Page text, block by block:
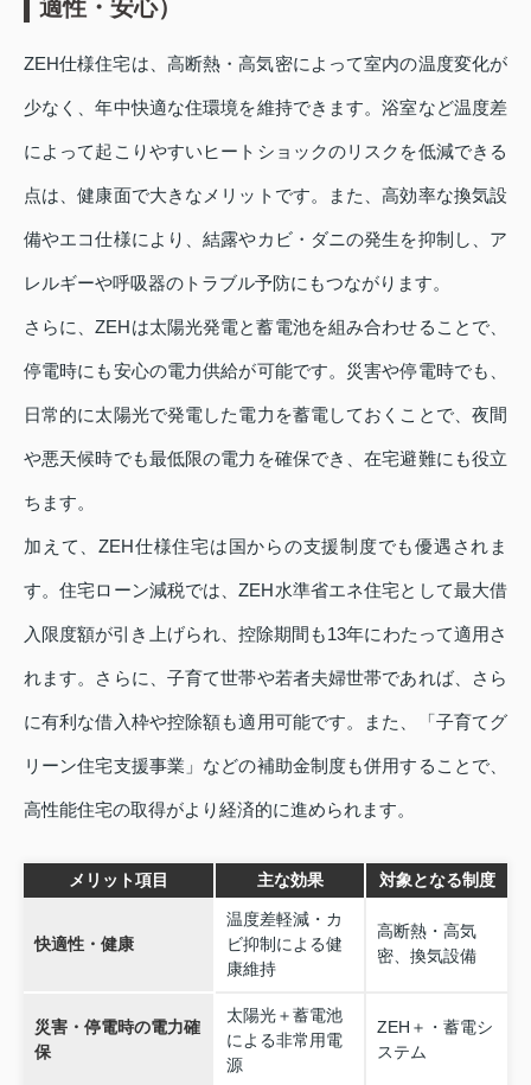
適性・安心）
ZEH仕様住宅は、高断熱・高気密によって室内の温度変化が
少なく、年中快適な住環境を維持できます。浴室など温度差
によって起こりやすいヒートショックのリスクを低減できる
点は、健康面で大きなメリットです。また、高効率な換気設
備やエコ仕様により、結露やカビ・ダニの発生を抑制し、ア
レルギーや呼吸器のトラブル予防にもつながります。
さらに、ZEHは太陽光発電と蓄電池を組み合わせることで、
停電時にも安心の電力供給が可能です。災害や停電時でも、
日常的に太陽光で発電した電力を蓄電しておくことで、夜間
や悪天候時でも最低限の電力を確保でき、在宅避難にも役立
ちます。
加えて、ZEH仕様住宅は国からの支援制度でも優遇されま
す。住宅ローン減税では、ZEH水準省エネ住宅として最大借
入限度額が引き上げられ、控除期間も13年にわたって適用さ
れます。さらに、子育て世帯や若者夫婦世帯であれば、さら
に有利な借入枠や控除額も適用可能です。また、「子育てグ
リーン住宅支援事業」などの補助金制度も併用することで、
高性能住宅の取得がより経済的に進められます。
メリット項目 主な効果 対象となる制度
快適性・健康
温度差軽減・カ
ビ抑制による健
康維持
高断熱・高気
密、換気設備
災害・停電時の電力確
保
太陽光＋蓄電池
による非常用電
源
ZEH＋・蓄電シ
ステム